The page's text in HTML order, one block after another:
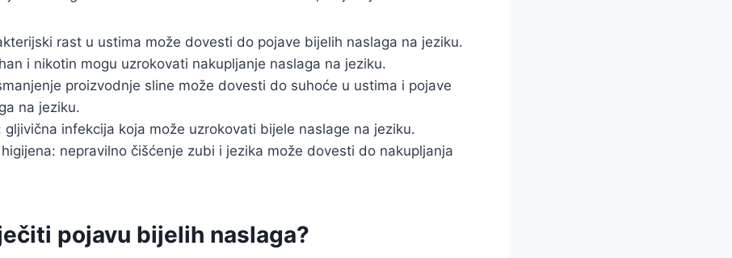
rast u ustima može dovesti do pojave bijelih naslaga na jeziku.
i nikotin mogu uzrokovati nakupljanje naslaga na jeziku.
proizvodnje sline može dovesti do suhoće u ustima i pojave
na jeziku.
gljivična infekcija koja može uzrokovati bijele naslage na jeziku.
nepravilno čišćenje zubi i jezika može dovesti do nakupljanja
pojavu bijelih naslaga?